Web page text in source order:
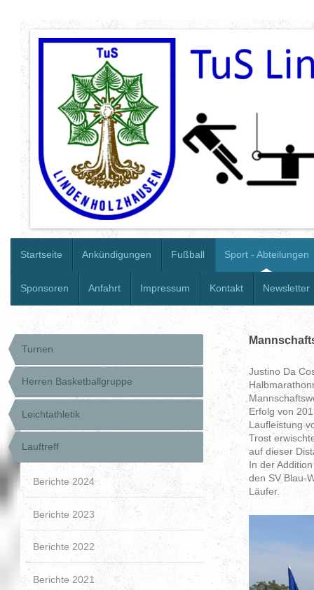
Startseite Ankündigungen Fußball Sport - Abteilungen
Sponsoren Anfahrt Impressum Kontakt Newsletter
Justino Da
Erfolg von
Laufleistung
Trost
auf dieser
In der
den SV Blau-
Läufer.
Turnen
Herren Basketballgruppe
Leichtathletik
Lauftreff
Berichte 2024
Berichte 2023
Berichte 2022
Berichte 2021